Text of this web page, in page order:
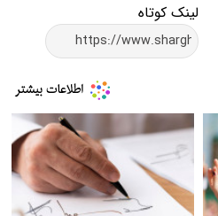
لینک کوتاه